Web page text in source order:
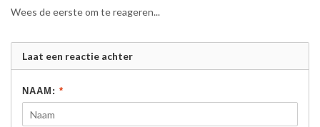
Wees de eerste om te reageren...
Laat een reactie achter
NAAM: *